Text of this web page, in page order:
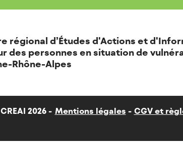
régional d’Études d'Actions et
des personnes en situation de
Rhône-Alpes
2026 - Mentions légales CGV et